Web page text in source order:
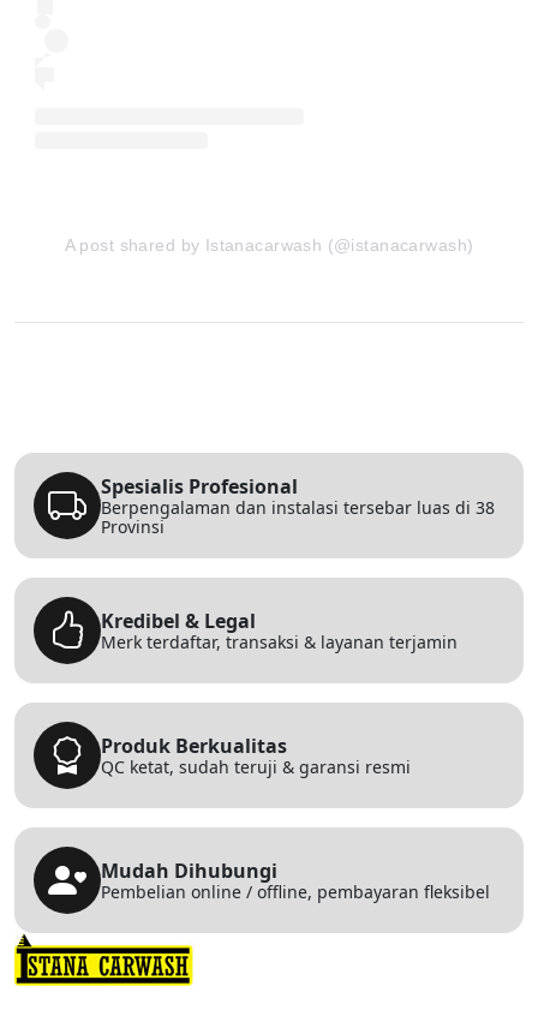
A post shared by Istanacarwash (@istanacarwash)
Spesialis Profesional
Berpengalaman dan instalasi tersebar luas di 38
Provinsi
Kredibel & Legal
Merk terdaftar, transaksi & layanan terjamin
Produk Berkualitas
QC ketat, sudah teruji & garansi resmi
Mudah Dihubungi
Pembelian online / offline, pembayaran fleksibel